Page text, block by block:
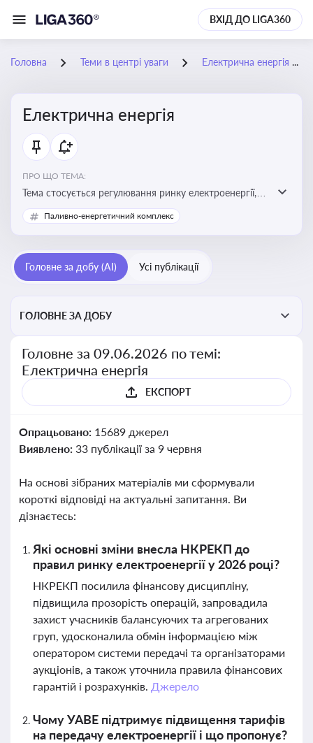
ВХІД ДО LIGA360
Головна Теми в центрі уваги Електрична енергія
Електрична енергія
ПРО ЩО ТЕМА:
Тема стосується регулювання ринку електроенергії,
включаючи її виробництво, постачання та фінансові
стимули для відновлюваної енергетики
Паливно-енергетичний комплекс
Головне за добу (AI) Усі публікації
ГОЛОВНЕ ЗА ДОБУ
Головне за 09.06.2026 по темі:
Електрична енергія
ЕКСПОРТ
Опрацьовано: 15689 джерел
Виявлено: 33 публікації за 9 червня
На основі зібраних матеріалів ми сформували
короткі відповіді на актуальні запитання. Ви
дізнаєтесь:
Які основні зміни внесла НКРЕКП до
правил ринку електроенергії у 2026 році?
НКРЕКП посилила фінансову дисципліну,
підвищила прозорість операцій, запровадила
захист учасників балансуючих та агрегованих
груп, удосконалила обмін інформацією між
оператором системи передачі та організаторами
аукціонів, а також уточнила правила фінансових
гарантій і розрахунків. Джерело
Чому УАВЕ підтримує підвищення тарифів
на передачу електроенергії і що пропонує?